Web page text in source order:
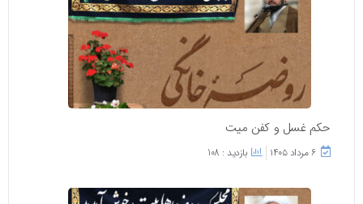
حکم غسل و کفن میت
۶ مرداد ۱۴۰۵ بازدید : 108